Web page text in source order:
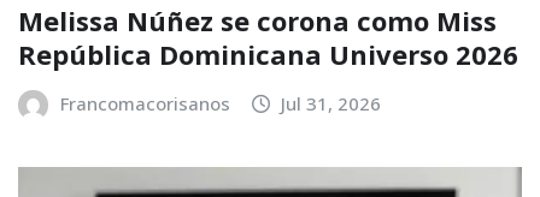
Melissa Núñez se corona como Miss
República Dominicana Universo 2026
Francomacorisanos Jul 31, 2026